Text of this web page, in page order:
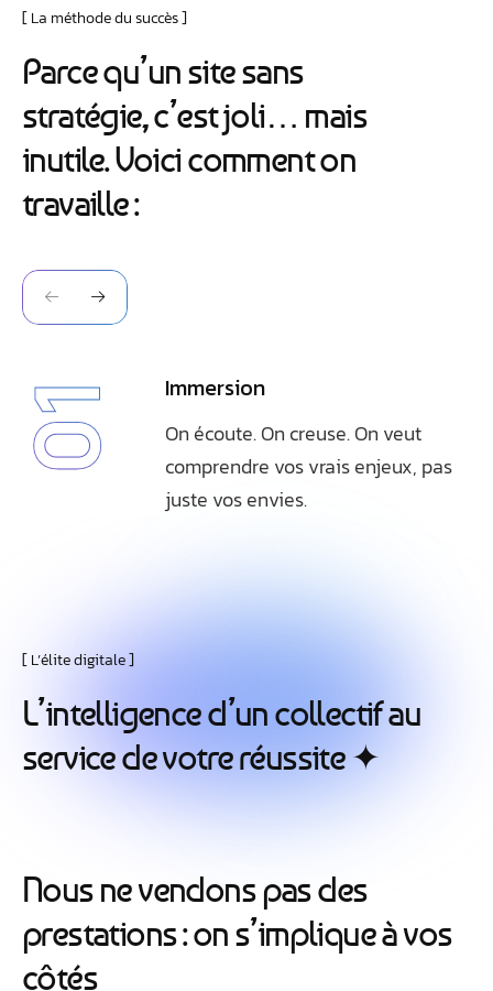
La méthode du succès
Parcequ’unsitesans
stratégie,c’estjoli… mais
inutile.Voicicommenton
travaille:
01 Immersion
On écoute. On creuse. On veut
comprendre vos vrais enjeux, pas
juste vos envies.
L’élite digitale
L’intelligenced’uncollectifau
servicedevotreréussite ✦
Nousnevendons pasdes
prestations:ons’impliqueàvos
côtés